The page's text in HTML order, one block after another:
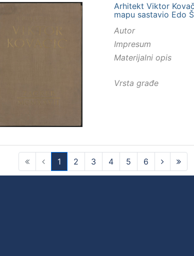
Arhitekt Viktor
mapu sastavio Edo
Autor
Impresum
Materijalni opis
Vrsta građe
1
(current)
2 3 4 5 6